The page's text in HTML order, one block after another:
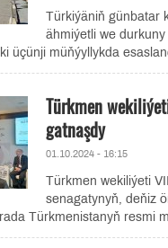
Türkiýäniň günbatar
ähmiýetli we
üçünji müňýyllykda
Türkmen
gatnaşdy
01.10.2024 - 16:15
Türkmen wekiliýeti
senagatynyň, deňiz
Türkmenistanyň resmi